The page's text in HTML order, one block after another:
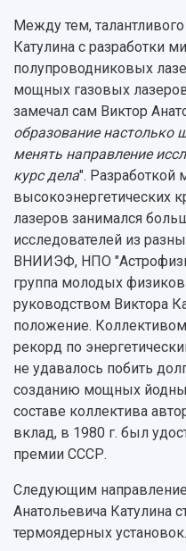
Между тем,
Катулина с разработки
полупроводниковых
мощных газовых
замечал сам Виктор
образование настолько
менять направление
курс дела".
высокоэнергетических
лазеров занимался
исследователей из
ВНИИЭФ, НПО
группа молодых
руководством Виктора
положение.
рекорд по
не удавалось побить
созданию мощных
составе коллектива
вклад, в 1980 г. был
премии СССР.
Следующим
Анатольевича Катулина
термоядерных